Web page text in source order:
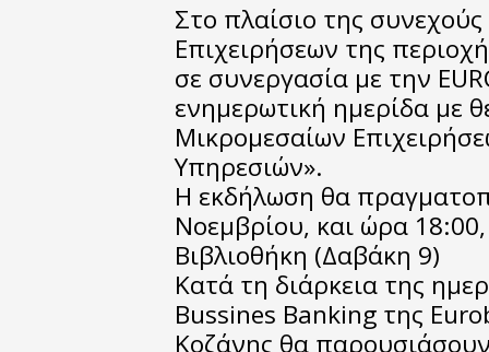
Στο πλαίσιο της
Επιχειρήσεων της
σε συνεργασία με την
ενημερωτική ημερίδα με
Μικρομεσαίων
Υπηρεσιών».
Η εκδήλωση θα
Νοεμβρίου, και ώρα
Βιβλιοθήκη (Δαβάκη 9)
Κατά τη διάρκεια της
Bussines Banking της
Κοζάνης θα